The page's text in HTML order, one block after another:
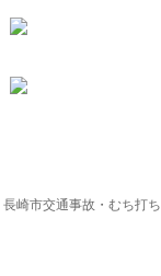
長崎市交通事故・むち打